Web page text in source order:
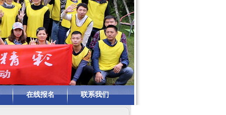
在线报名 联系我们